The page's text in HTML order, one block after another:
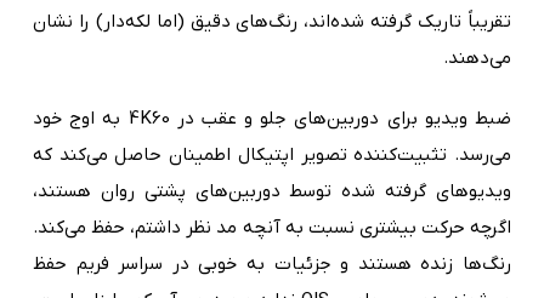
تقریباً تاریک گرفته شده‌اند، رنگ‌های دقیق (اما لکه‌دار) را نشان
می‌دهند.
ضبط ویدیو برای دوربین‌های جلو و عقب در 4K60 به اوج خود
می‌رسد. تثبیت‌کننده تصویر اپتیکال اطمینان حاصل می‌کند که
ویدیوهای گرفته شده توسط دوربین‌های پشتی روان هستند،
اگرچه حرکت بیشتری نسبت به آنچه مد نظر داشتم، حفظ می‌کند.
رنگ‌ها زنده هستند و جزئیات به خوبی در سراسر فریم حفظ